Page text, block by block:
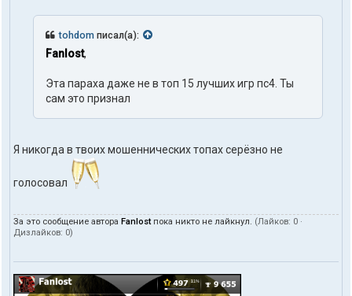
tohdom писал(а):
Fanlost,
Эта параха даже не в топ 15 лучших игр пс4. Ты
сам это признал
Я никогда в твоих мошеннических топах серёзно не
голосовал
За это сообщение автора Fanlostпока никто не лайкнул. (Лайков: 0 ·
Дизлайков: 0)